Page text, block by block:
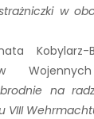
w
Kobylarz-
na
VIII